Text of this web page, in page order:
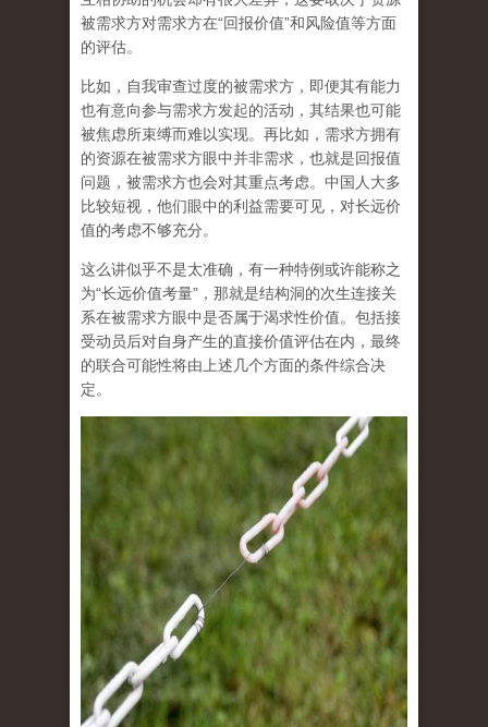
被需求方对需求方在“回报价值”和风险值等方面
的评估。
比如，自我审查过度的被需求方，即便其有能力
也有意向参与需求方发起的活动，其结果也可能
被焦虑所束缚而难以实现。再比如，需求方拥有
的资源在被需求方眼中并非需求，也就是回报值
问题，被需求方也会对其重点考虑。中国人大多
比较短视，他们眼中的利益需要可见，对长远价
值的考虑不够充分。
这么讲似乎不是太准确，有一种特例或许能称之
为“长远价值考量”，那就是结构洞的次生连接关
系在被需求方眼中是否属于渴求性价值。包括接
受动员后对自身产生的直接价值评估在内，最终
的联合可能性将由上述几个方面的条件综合决
定。